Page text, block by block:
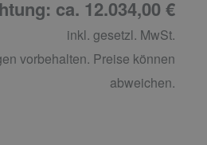
ca. 12.034,00 €
inkl. gesetzl. MwSt.
vorbehalten. Preise können
abweichen.